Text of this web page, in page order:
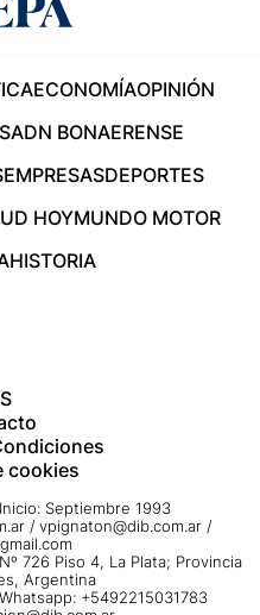
ECONOMÍAOPINIÓN
ADN BONAERENSE
EMPRESASDEPORTES
HOYMUNDO MOTOR
HISTORIA
cookies
Septiembre 1993
/ vpignaton@dib.com.ar /
726 Piso 4, La Plata; Provincia
Argentina
+5492215031783